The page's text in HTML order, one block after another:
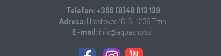
Telefon: +386 (0)40 813 139
Adresa: Hrastovec 16, SI-1236 Trzin
E-mail: info@aquashop.si